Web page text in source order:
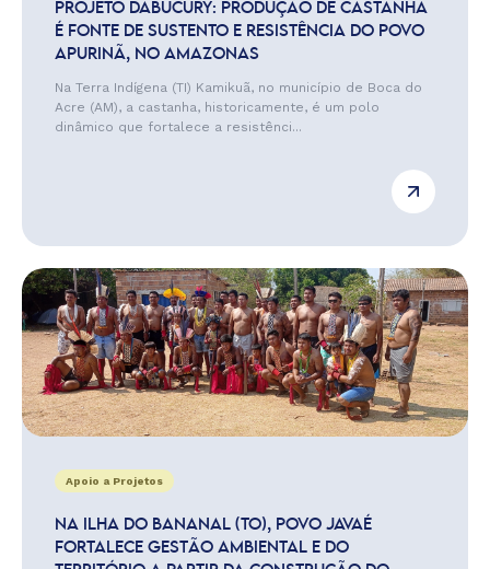
PROJETO DABUCURY: PRODUÇÃO DE CASTANHA
É FONTE DE SUSTENTO E RESISTÊNCIA DO POVO
APURINÃ, NO AMAZONAS
Na Terra Indígena (TI) Kamikuã, no município de Boca do
Acre (AM), a castanha, historicamente, é um polo
dinâmico que fortalece a resistênci...
Apoio a Projetos
NA ILHA DO BANANAL (TO), POVO JAVAÉ
FORTALECE GESTÃO AMBIENTAL E DO